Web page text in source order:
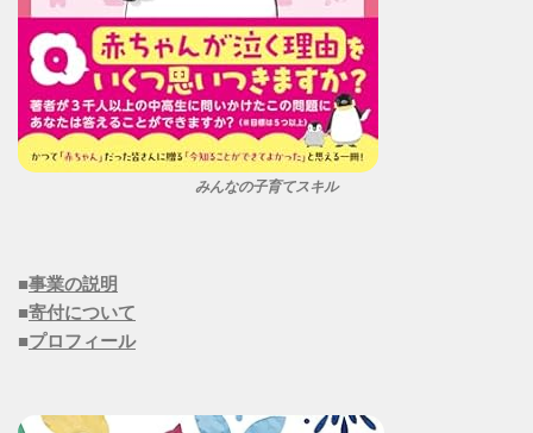
みんなの子育てスキル
■事業の説明
■寄付について
■プロフィール